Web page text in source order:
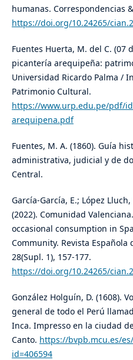
humanas. Correspondencias
https://doi.org/10.24265/
Fuentes Huerta, M. del C. (07
picantería arequipeña:
Universidad Ricardo Palma /
Patrimonio Cultural.
https://www.urp.edu.pe/pdf/
arequipena.pdf
Fuentes, M. A. (1860). Guía
administrativa, judicial y de
Central.
García-García, E.; López
(2022). Comunidad
occasional consumption in
Community. Revista
28(Supl. 1), 157-177.
https://doi.org/10.24265/
González Holguín, D. (1608).
general de todo el Perú
Inca. Impresso en la ciudad
Canto. https://bvpb.mcu.es/
id=406594